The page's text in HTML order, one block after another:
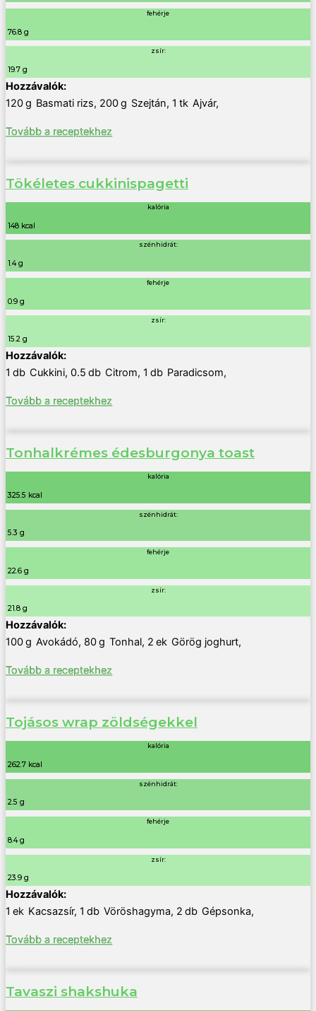
fehérje
76.8 g
zsír:
19.7 g
120g Basmati rizs, 200g Szejtán, 1 tk Ajvár,
Tovább a receptekhez
Tökéletes cukkinispagetti
kalória
148 kcal
szénhidrát:
1.4 g
fehérje
0.9 g
zsír:
15.2 g
1 db Cukkini, 0.5 db Citrom, 1 db Paradicsom,
Tovább a receptekhez
Tonhalkrémes édesburgonya toast
kalória
325.5 kcal
szénhidrát:
5.3 g
fehérje
22.6 g
zsír:
21.8 g
100g Avokádó, 80g Tonhal, 2 ek Görög joghurt,
Tovább a receptekhez
Tojásos wrap zöldségekkel
kalória
262.7 kcal
szénhidrát:
2.5 g
fehérje
8.4 g
zsír:
23.9 g
1 ek Kacsazsír, 1 db Vöröshagyma, 2 db Gépsonka,
Tovább a receptekhez
Tavaszi shakshuka